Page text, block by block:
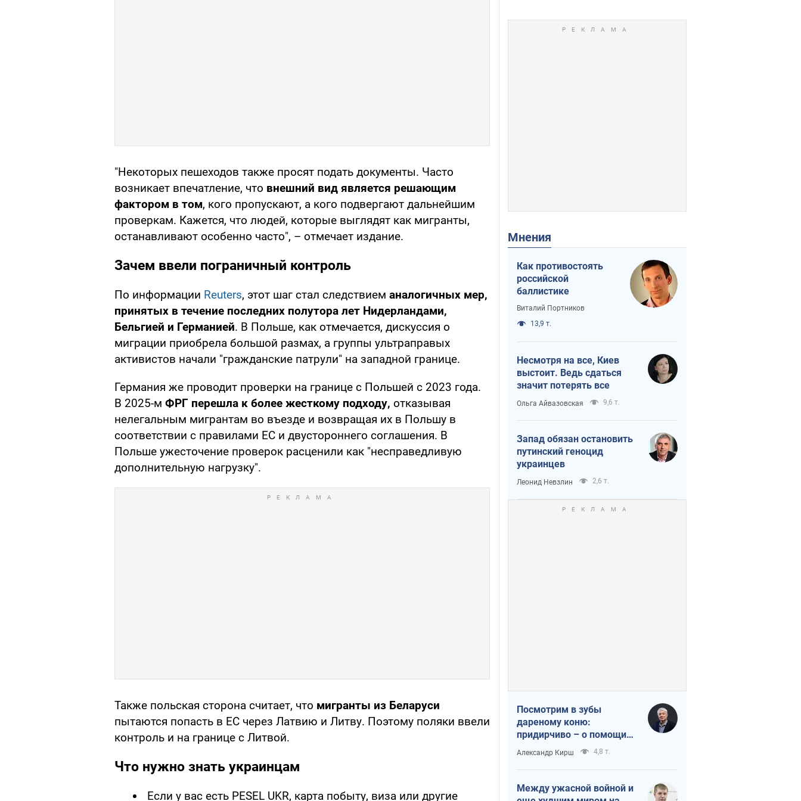
"Некоторых пешеходов также просят подать документы. Часто
возникает впечатление, что внешний вид является решающим
фактором в том, кого пропускают, а кого подвергают дальнейшим
проверкам. Кажется, что людей, которые выглядят как мигранты,
останавливают особенно часто", – отмечает издание.
Зачем ввели пограничный контроль
По информации Reuters, этот шаг стал следствием аналогичных мер,
принятых в течение последних полутора лет Нидерландами,
Бельгией и Германией. В Польше, как отмечается, дискуссия о
миграции приобрела большой размах, а группы ультраправых
активистов начали "гражданские патрули" на западной границе.
Германия же проводит проверки на границе с Польшей с 2023 года.
В 2025-м ФРГ перешла к более жесткому подходу, отказывая
нелегальным мигрантам во въезде и возвращая их в Польшу в
соответствии с правилами ЕС и двустороннего соглашения. В
Польше ужесточение проверок расценили как "несправедливую
дополнительную нагрузку".
Также польская сторона считает, что мигранты из Беларуси
пытаются попасть в ЕС через Латвию и Литву. Поэтому поляки ввели
контроль и на границе с Литвой.
Что нужно знать украинцам
Если у вас есть PESEL UKR, карта побыту, виза или другие
Мнения
Как противостоять
российской
баллистике
Виталий Портников
13,9 т.
Несмотря на все, Киев
выстоит. Ведь сдаться
значит потерять все
Ольга Айвазовская 9,6 т.
Запад обязан остановить
путинский геноцид
украинцев
Леонид Невзлин 2,6 т.
Посмотрим в зубы
дареному коню:
придирчиво – о помощи
Украине
Александр Кирш 4,8 т.
Между ужасной войной и